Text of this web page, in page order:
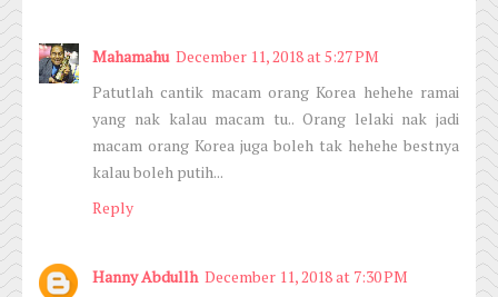
Mahamahu December 11, 2018 at 5:27 PM
Patutlah cantik macam orang Korea hehehe ramai
yang nak kalau macam tu.. Orang lelaki nak jadi
macam orang Korea juga boleh tak hehehe bestnya
kalau boleh putih...
Reply
Hanny Abdullh December 11, 2018 at 7:30 PM